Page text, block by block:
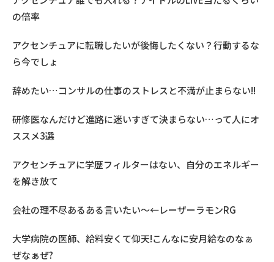
の倍率
アクセンチュアに転職したいが後悔したくない？行動するな
ら今でしょ
辞めたい…コンサルの仕事のストレスと不満が止まらない!!
研修医なんだけど進路に迷いすぎて決まらない…って人にオ
ススメ3選
アクセンチュアに学歴フィルターはない、自分のエネルギー
を解き放て
会社の理不尽あるある言いたい～←レーザーラモンRG
大学病院の医師、給料安くて仰天!こんなに安月給なのなぁ
ぜなぁぜ?